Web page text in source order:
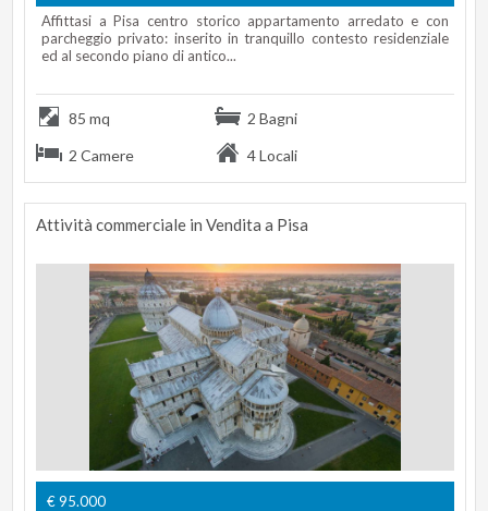
Affittasi a Pisa centro storico appartamento arredato e con
parcheggio privato: inserito in tranquillo contesto residenziale
ed al secondo piano di antico...
85 mq
2 Bagni
2 Camere
4 Locali
Attività commerciale in Vendita a Pisa
€ 95.000